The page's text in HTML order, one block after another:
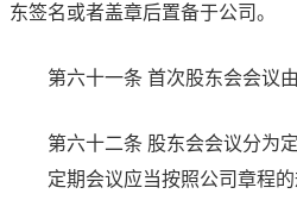
东签名或者盖章后置备于公司。
第六十一条 首次股东会会议
第六十二条 股东会会议分为
定期会议应当按照公司章程